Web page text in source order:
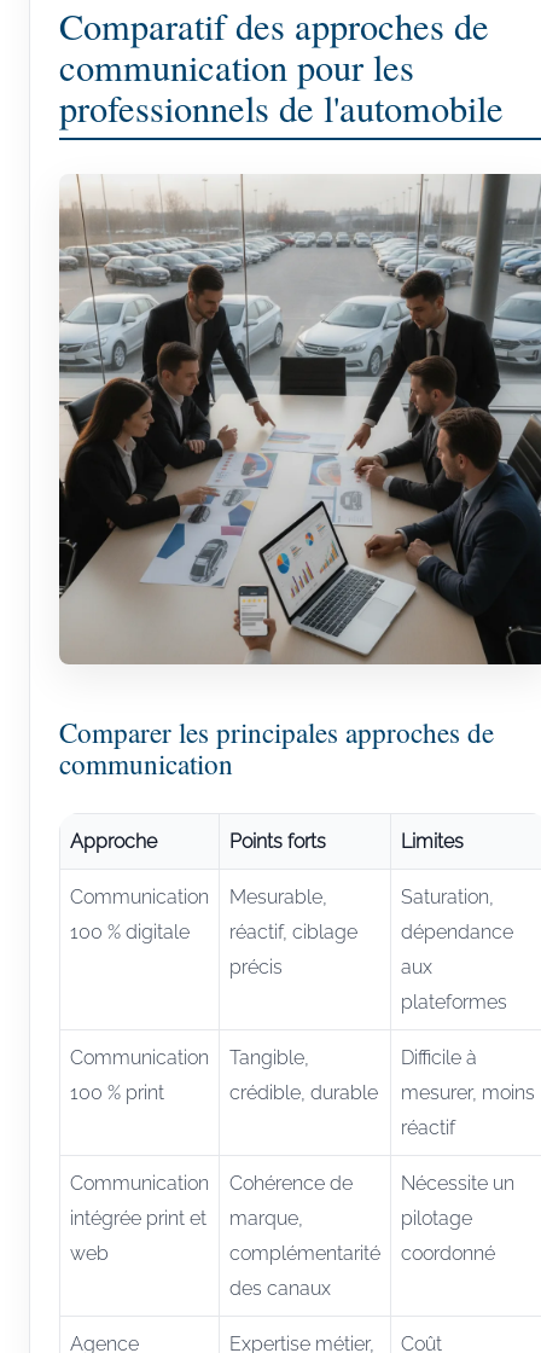
Comparatif des approches de
communication pour les
professionnels de l'automobile
Comparer les principales approches de
communication
Approche Points forts Limites
Communication
100 % digitale
Mesurable,
réactif, ciblage
précis
Saturation,
dépendance
aux
plateformes
Communication
100 % print
Tangible,
crédible, durable
Difficile à
mesurer, moins
réactif
Communication
intégrée print et
web
Cohérence de
marque,
complémentarité
des canaux
Nécessite un
pilotage
coordonné
Agence Expertise métier, Coût